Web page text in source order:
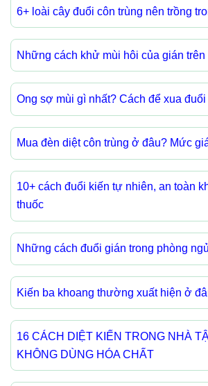
6+ loài cây đuổi côn trùng nên trồng
Những cách khử mùi hôi của gián trên
Ong sợ mùi gì nhất? Cách để xua
Mua đèn diệt côn trùng ở đâu? Mức
10+ cách đuổi kiến tự nhiên, an toàn
thuốc
Những cách đuổi gián trong phòng
Kiến ba khoang thường xuất hiện ở
16 CÁCH DIỆT KIẾN TRONG NHÀ
KHÔNG DÙNG HÓA CHẤT